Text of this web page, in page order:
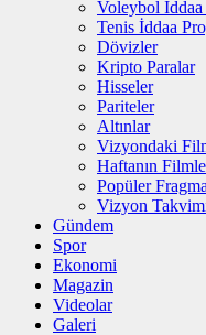
Voleybol İddaa
Tenis İddaa
Dövizler
Kripto Paralar
Hisseler
Pariteler
Altınlar
Vizyondaki
Haftanın
Popüler
Vizyon
Gündem
Spor
Ekonomi
Magazin
Videolar
Galeri